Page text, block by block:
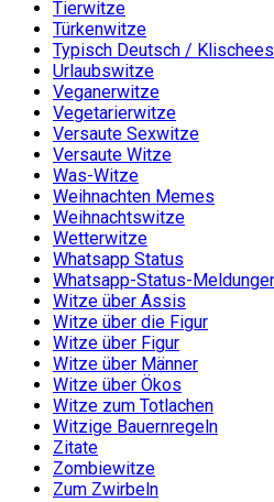
Tierwitze
Türkenwitze
Typisch Deutsch / Klischees
Urlaubswitze
Veganerwitze
Vegetarierwitze
Versaute Sexwitze
Versaute Witze
Was-Witze
Weihnachten Memes
Weihnachtswitze
Wetterwitze
Whatsapp Status
Whatsapp-Status-
Witze über Assis
Witze über die Figur
Witze über Figur
Witze über Männer
Witze über Ökos
Witze zum Totlachen
Witzige Bauernregeln
Zitate
Zombiewitze
Zum Zwirbeln